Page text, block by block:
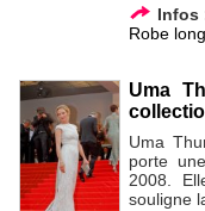
Infos
Robe
Uma
Uma
porte
2008.
souligne